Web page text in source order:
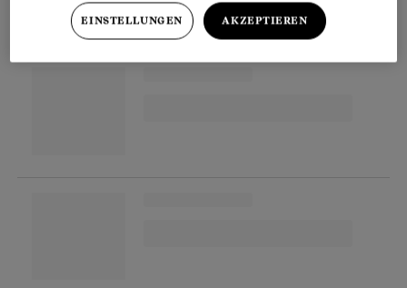
Partnerinhalte
EINSTELLUNGEN AKZEPTIEREN